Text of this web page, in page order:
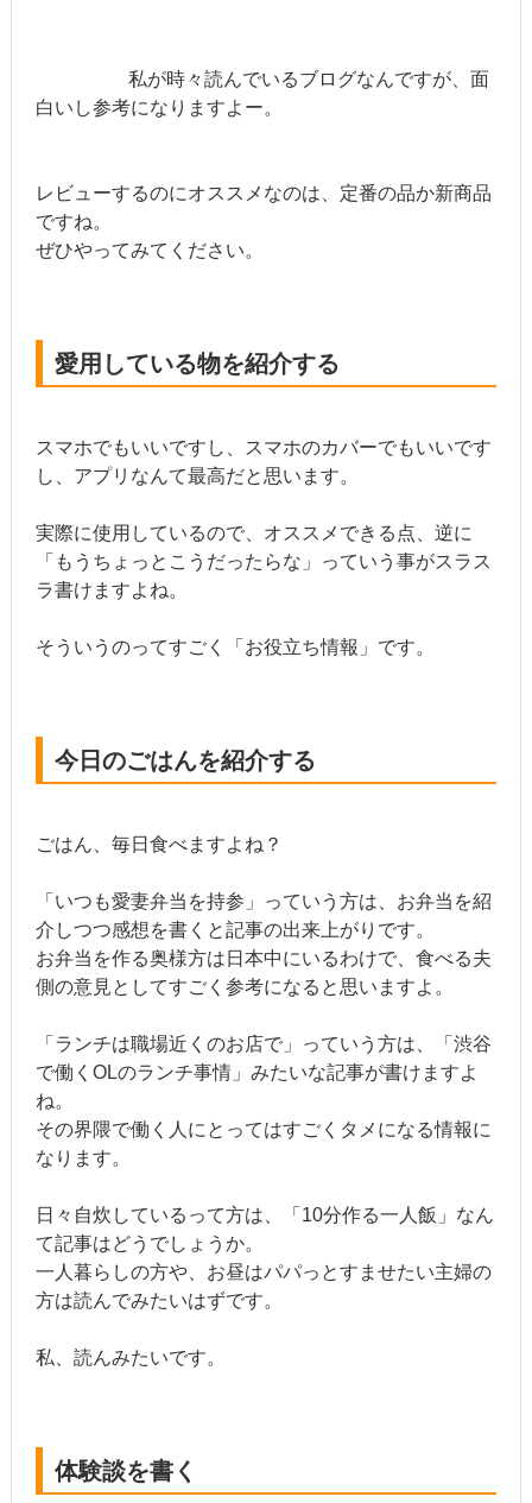
私が時々読んでいるブログなんですが、面
白いし参考になりますよー。
レビューするのにオススメなのは、定番の品か新商品
ですね。
ぜひやってみてください。
愛用している物を紹介する
スマホでもいいですし、スマホのカバーでもいいです
し、アプリなんて最高だと思います。
実際に使用しているので、オススメできる点、逆に
「もうちょっとこうだったらな」っていう事がスラス
ラ書けますよね。
そういうのってすごく「お役立ち情報」です。
今日のごはんを紹介する
ごはん、毎日食べますよね？
「いつも愛妻弁当を持参」っていう方は、お弁当を紹
介しつつ感想を書くと記事の出来上がりです。
お弁当を作る奥様方は日本中にいるわけで、食べる夫
側の意見としてすごく参考になると思いますよ。
「ランチは職場近くのお店で」っていう方は、「渋谷
で働くOLのランチ事情」みたいな記事が書けますよ
ね。
その界隈で働く人にとってはすごくタメになる情報に
なります。
日々自炊しているって方は、「10分作る一人飯」なん
て記事はどうでしょうか。
一人暮らしの方や、お昼はパパっとすませたい主婦の
方は読んでみたいはずです。
私、読んみたいです。
体験談を書く